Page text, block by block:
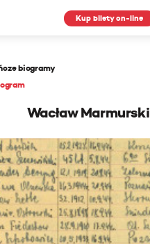
Kup bilety on-line
biogramy
Wacław Marmurski